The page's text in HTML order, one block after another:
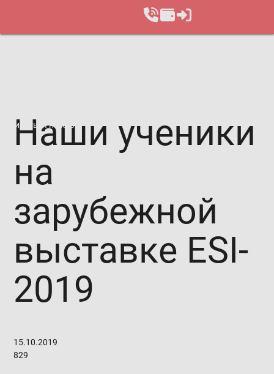
Записаться на курс
Наши ученики
на
зарубежной
выставке ESI-
2019
15.10.2019
829